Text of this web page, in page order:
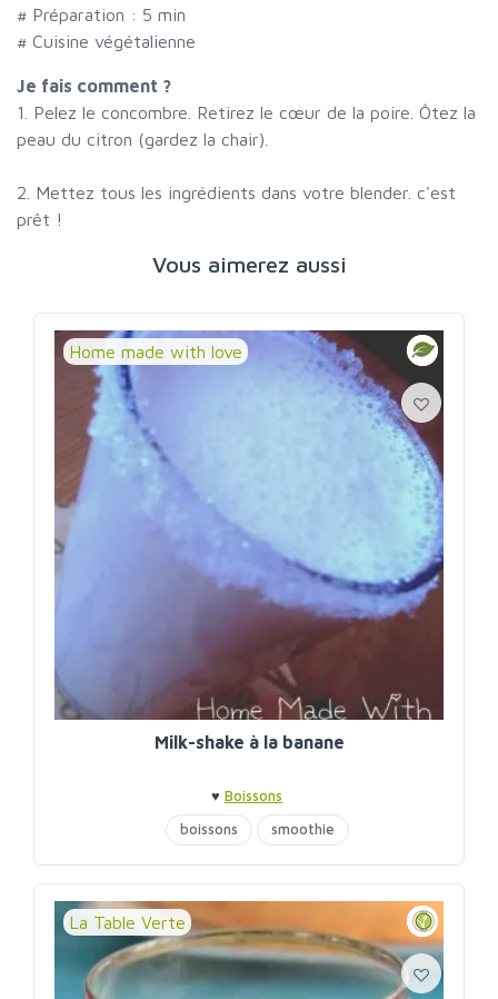
# Préparation : 5 min
# Cuisine végétalienne
Je fais comment ?
1. Pelez le concombre. Retirez le cœur de la poire. Ôtez la
peau du citron (gardez la chair).
2. Mettez tous les ingrédients dans votre blender. c'est
prêt !
Vous aimerez aussi
Home made with love
Milk-shake à la banane
♥ Boissons
boissons
smoothie
La Table Verte